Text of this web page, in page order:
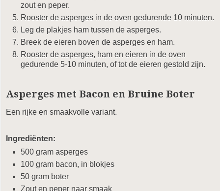
zout en peper.
Rooster de asperges in de oven gedurende 10 minuten.
Leg de plakjes ham tussen de asperges.
Breek de eieren boven de asperges en ham.
Rooster de asperges, ham en eieren in de oven
gedurende 5-10 minuten, of tot de eieren gestold zijn.
Asperges met Bacon en Bruine Boter
Een rijke en smaakvolle variant.
Ingrediënten:
500 gram asperges
100 gram bacon, in blokjes
50 gram boter
Zout en peper naar smaak